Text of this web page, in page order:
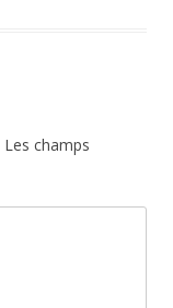
Les champs